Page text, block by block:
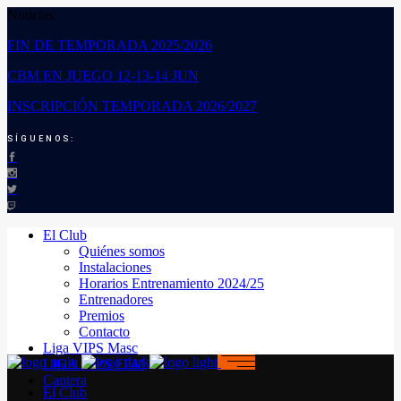
Noticias:
FIN DE TEMPORADA 2025/2026
CBM EN JUEGO 12-13-14 JUN
INSCRIPCIÓN TEMPORADA 2026/2027
SÍGUENOS:
El Club
Quiénes somos
Instalaciones
Horarios Entrenamiento 2024/25
Entrenadores
Premios
Contacto
Liga VIPS Masc
LIGA VIPS FEM
Cantera
El Club